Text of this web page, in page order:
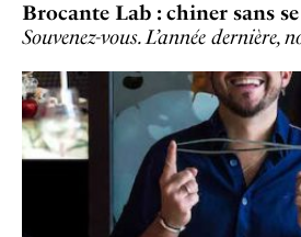
Brocante Lab : chiner sans
Souvenez-vous. L’année dernière,